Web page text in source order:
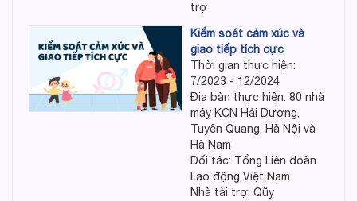
trợ
Kiểm soát cảm xúc và
giao tiếp tích cực
Thời gian thực hiện:
7/2023 - 12/2024
Địa bàn thực hiện: 80 nhà
máy KCN Hải Dương,
Tuyên Quang, Hà Nội và
Hà Nam
Đối tác: Tổng Liên đoàn
Lao động Việt Nam
Nhà tài trợ: Qũy